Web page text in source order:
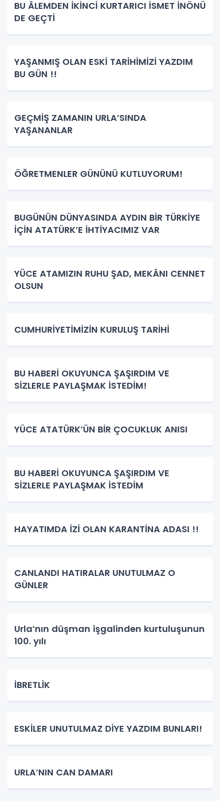
BU ÂLEMDEN İKİNCİ KURTARICI İSMET İNÖNÜ
DE GEÇTİ
YAŞANMIŞ OLAN ESKİ TARİHİMİZİ YAZDIM
BU GÜN !!
GEÇMİŞ ZAMANIN URLA’SINDA
YAŞANANLAR
ÖĞRETMENLER GÜNÜNÜ KUTLUYORUM!
BUGÜNÜN DÜNYASINDA AYDIN BİR TÜRKİYE
İÇİN ATATÜRK’E İHTİYACIMIZ VAR
YÜCE ATAMIZIN RUHU ŞAD, MEKÂNI CENNET
OLSUN
CUMHURİYETİMİZİN KURULUŞ TARİHİ
BU HABERİ OKUYUNCA ŞAŞIRDIM VE
SİZLERLE PAYLAŞMAK İSTEDİM!
YÜCE ATATÜRK’ÜN BİR ÇOCUKLUK ANISI
BU HABERİ OKUYUNCA ŞAŞIRDIM VE
SİZLERLE PAYLAŞMAK İSTEDİM
HAYATIMDA İZİ OLAN KARANTİNA ADASI !!
CANLANDI HATIRALAR UNUTULMAZ O
GÜNLER
Urla’nın düşman işgalinden kurtuluşunun
100. yılı
İBRETLİK
ESKİLER UNUTULMAZ DİYE YAZDIM BUNLARI!
URLA’NIN CAN DAMARI